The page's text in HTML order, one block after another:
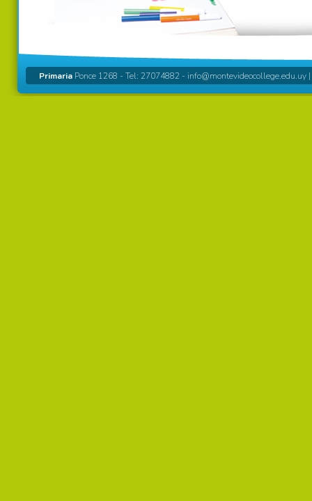
Primaria Ponce 1268 - Tel: 27074882 - info@montevideocollege.edu.uy |